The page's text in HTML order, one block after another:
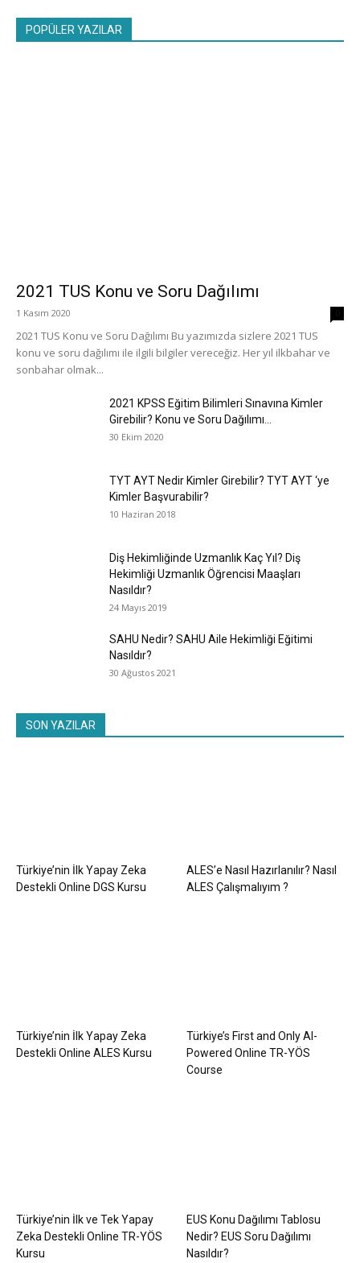
POPÜLER YAZILAR
2021 TUS Konu ve Soru Dağılımı
1 Kasım 2020
2021 TUS Konu ve Soru Dağılımı Bu yazımızda sizlere 2021 TUS
konu ve soru dağılımı ile ilgili bilgiler vereceğiz. Her yıl ilkbahar ve
sonbahar olmak...
2021 KPSS Eğitim Bilimleri Sınavına Kimler
Girebilir? Konu ve Soru Dağılımı...
30 Ekim 2020
TYT AYT Nedir Kimler Girebilir? TYT AYT ‘ye
Kimler Başvurabilir?
10 Haziran 2018
Diş Hekimliğinde Uzmanlık Kaç Yıl? Diş
Hekimliği Uzmanlık Öğrencisi Maaşları
Nasıldır?
24 Mayıs 2019
SAHU Nedir? SAHU Aile Hekimliği Eğitimi
Nasıldır?
30 Ağustos 2021
SON YAZILAR
Türkiye’nin İlk Yapay Zeka
Destekli Online DGS Kursu
ALES’e Nasıl Hazırlanılır? Nasıl
ALES Çalışmalıyım ?
Türkiye’nin İlk Yapay Zeka
Destekli Online ALES Kursu
Türkiye’s First and Only AI-
Powered Online TR-YÖS
Course
Türkiye’nin İlk ve Tek Yapay
Zeka Destekli Online TR-YÖS
Kursu
EUS Konu Dağılımı Tablosu
Nedir? EUS Soru Dağılımı
Nasıldır?